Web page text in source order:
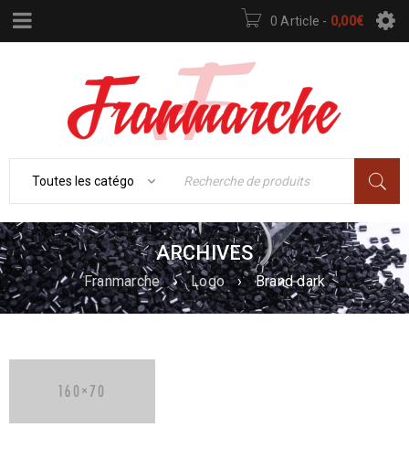
0 Article - 0,00€
ARCHIVES
Franmarche › Logo › Brand dark